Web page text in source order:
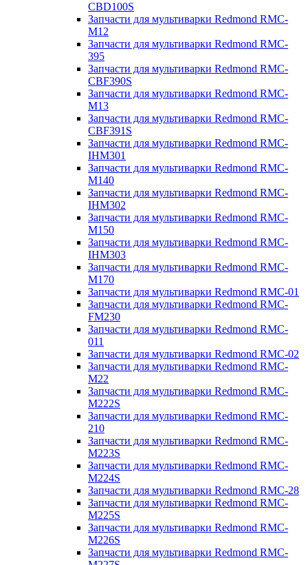
CBD100S
Запчасти для мультиварки Redmond RMC-
M12
Запчасти для мультиварки Redmond RMC-
395
Запчасти для мультиварки Redmond RMC-
CBF390S
Запчасти для мультиварки Redmond RMC-
M13
Запчасти для мультиварки Redmond RMC-
CBF391S
Запчасти для мультиварки Redmond RMC-
IHM301
Запчасти для мультиварки Redmond RMC-
M140
Запчасти для мультиварки Redmond RMC-
IHM302
Запчасти для мультиварки Redmond RMC-
M150
Запчасти для мультиварки Redmond RMC-
IHM303
Запчасти для мультиварки Redmond RMC-
M170
Запчасти для мультиварки Redmond RMC-01
Запчасти для мультиварки Redmond RMC-
FM230
Запчасти для мультиварки Redmond RMC-
011
Запчасти для мультиварки Redmond RMC-02
Запчасти для мультиварки Redmond RMC-
M22
Запчасти для мультиварки Redmond RMC-
M222S
Запчасти для мультиварки Redmond RMC-
210
Запчасти для мультиварки Redmond RMC-
M223S
Запчасти для мультиварки Redmond RMC-
M224S
Запчасти для мультиварки Redmond RMC-28
Запчасти для мультиварки Redmond RMC-
M225S
Запчасти для мультиварки Redmond RMC-
M226S
Запчасти для мультиварки Redmond RMC-